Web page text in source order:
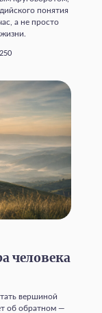
понятия
а не просто
250
человека
вершиной
об обратном —